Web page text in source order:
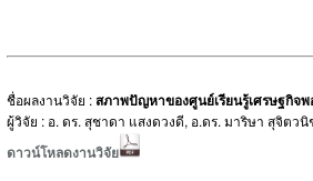
ชื่อผลงานวิจัย : สภาพปัญหาของศูนย์เรียนรู้เศรษฐกิจ
ผู้วิจัย : อ. ดร. สุชาดา แสงดวงดี, อ.ดร. มาริษา สุจิตวนิ
ดาวน์โหลดงานวิจัย